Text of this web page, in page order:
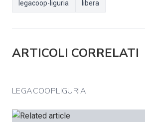
legacoop-liguria libera
ARTICOLI CORRELATI
LEGACOOPLIGURIA